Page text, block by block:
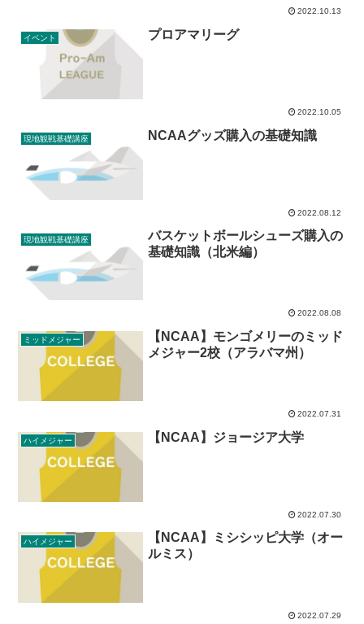
2022.10.13
イベント プロアマリーグ
2022.10.05
現地観戦基礎講座 NCAAグッズ購入の基礎知識
2022.08.12
現地観戦基礎講座
バスケットボールシューズ購入の
基礎知識（北米編）
2022.08.08
ミッドメジャー
【NCAA】モンゴメリーのミッド
メジャー2校（アラバマ州）
2022.07.31
ハイメジャー 【NCAA】ジョージア大学
2022.07.30
ハイメジャー
【NCAA】ミシシッピ大学（オー
ルミス）
2022.07.29